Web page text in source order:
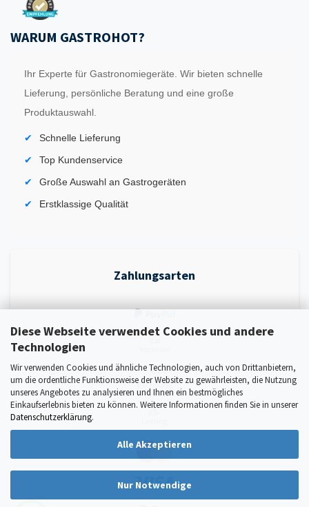
Diese Webseite verwendet Cookies und andere
Technologien
Wir verwenden Cookies und ähnliche Technologien, auch von Drittanbietern,
um die ordentliche Funktionsweise der Website zu gewährleisten, die Nutzung
unseres Angebotes zu analysieren und Ihnen ein bestmögliches
Einkaufserlebnis bieten zu können. Weitere Informationen finden Sie in unserer
Datenschutzerklärung.
Alle Akzeptieren
Nur Notwendige
WARUM GASTROHOT?
Ihr Experte für Gastronomiegeräte. Wir bieten schnelle
Lieferung, persönliche Beratung und eine große
Produktauswahl.
Schnelle Lieferung
Top Kundenservice
Große Auswahl an Gastrogeräten
Erstklassige Qualität
Zahlungsarten